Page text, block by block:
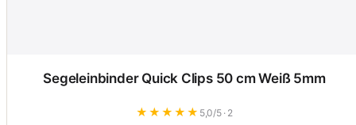
Segeleinbinder Quick Clips 50 cm Weiß 5mm
★ ★ ★ ★ ★ 5,0/5 · 2